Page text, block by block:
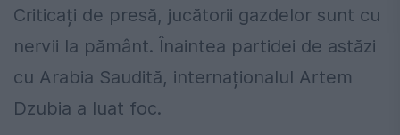
Criticați de presă, jucătorii gazdelor sunt cu
nervii la pământ. Înaintea partidei de astăzi
cu Arabia Saudită, internaționalul Artem
Dzubia a luat foc.